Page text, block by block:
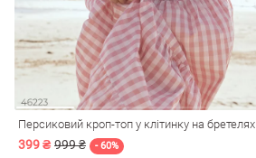
Персиковий кроп-топ у клітинку на бретелях
399 ₴ 999 ₴ - 60%